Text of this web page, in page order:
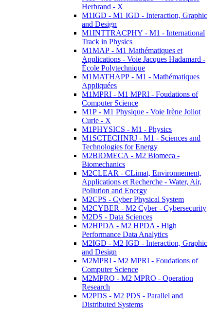
Herbrand - X
M1IGD - M1 IGD - Interaction, Graphic
and Design
M1INTTRACPHY - M1 - International
Track in Physics
M1MAP - M1 Mathématiques et
Applications - Voie Jacques Hadamard -
École Polytechnique
M1MATHAPP - M1 - Mathématiques
Appliquées
M1MPRI - M1 MPRI - Foudations of
Computer Science
M1P - M1 Physique - Voie Irène Joliot
Curie - X
M1PHYSICS - M1 - Physics
M1SCTECHNRJ - M1 - Sciences and
Technologies for Energy
M2BIOMECA - M2 Biomeca -
Biomechanics
M2CLEAR - CLimat, Environnement,
Applications et Recherche - Water, Air,
Pollution and Energy
M2CPS - Cyber Physical System
M2CYBER - M2 Cyber - Cybersecurity
M2DS - Data Sciences
M2HPDA - M2 HPDA - High
Performance Data Analytics
M2IGD - M2 IGD - Interaction, Graphic
and Design
M2MPRI - M2 MPRI - Foudations of
Computer Science
M2MPRO - M2 MPRO - Operation
Research
M2PDS - M2 PDS - Parallel and
Distributed Systems